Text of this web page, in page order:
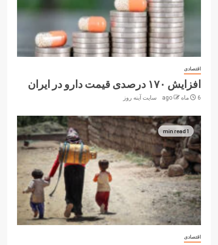
اقتصادی
افزایش ۱۷۰ درصدی قیمت دارو در ایران
6 ماه ago سایت آینه‌ روز
1 min read
اقتصادی